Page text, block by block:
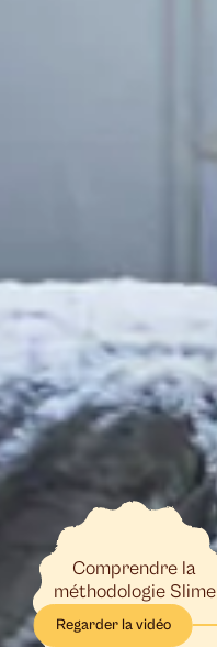
Comprendre la
méthodologie Slime
Regarder la vidéo